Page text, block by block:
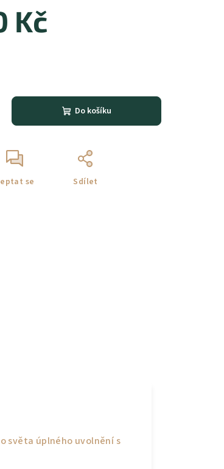
Kč
Do košíku
se Sdílet
světa úplného uvolnění s